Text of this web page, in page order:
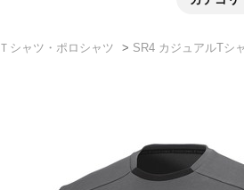
Ｔシャツ・ポロシャツ > SR4 カジュアルTシ